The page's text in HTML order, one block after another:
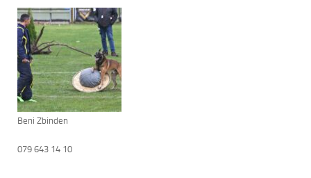
Beni Zbinden
079 643 14 10